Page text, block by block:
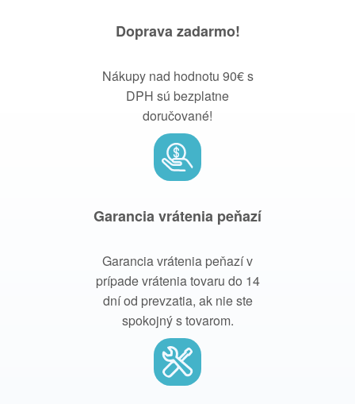
Doprava zadarmo!
Nákupy nad hodnotu 90€ s
DPH sú bezplatne
doručované!
Garancia vrátenia peňazí
Garancia vrátenia peňazí v
prípade vrátenia tovaru do 14
dní od prevzatia, ak nie ste
spokojný s tovarom.